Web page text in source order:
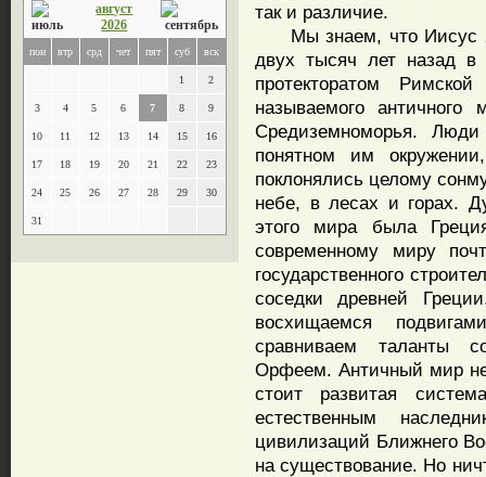
август
2026
пон втр срд чет пят суб вск
1 2
3 4 5 6 7 8 9
10 11 12 13 14 15 16
17 18 19 20 21 22 23
24 25 26 27 28 29 30
31
так и различие.
Мы знаем, что Иисус
двух тысяч лет назад
протекторатом
называемого античного
Средиземноморья.
понятном им
поклонялись целому
небе, в лесах и горах.
этого мира была
современному миру
государственного
соседки древней
восхищаемся
сравниваем таланты
Орфеем. Античный мир
стоит развитая
естественным
цивилизаций Ближнего
на существование. Но